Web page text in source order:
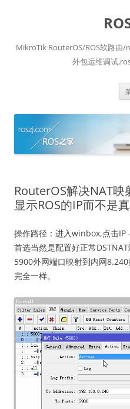
MikroTik RouterOS/ROS软路由/
外包运维调试
RouterOS解决NAT
显示ROS的IP而不是
操作路径：进入winbox,点击
首选当然是配置好正常
5900外网端口映射到内网
完全一样。